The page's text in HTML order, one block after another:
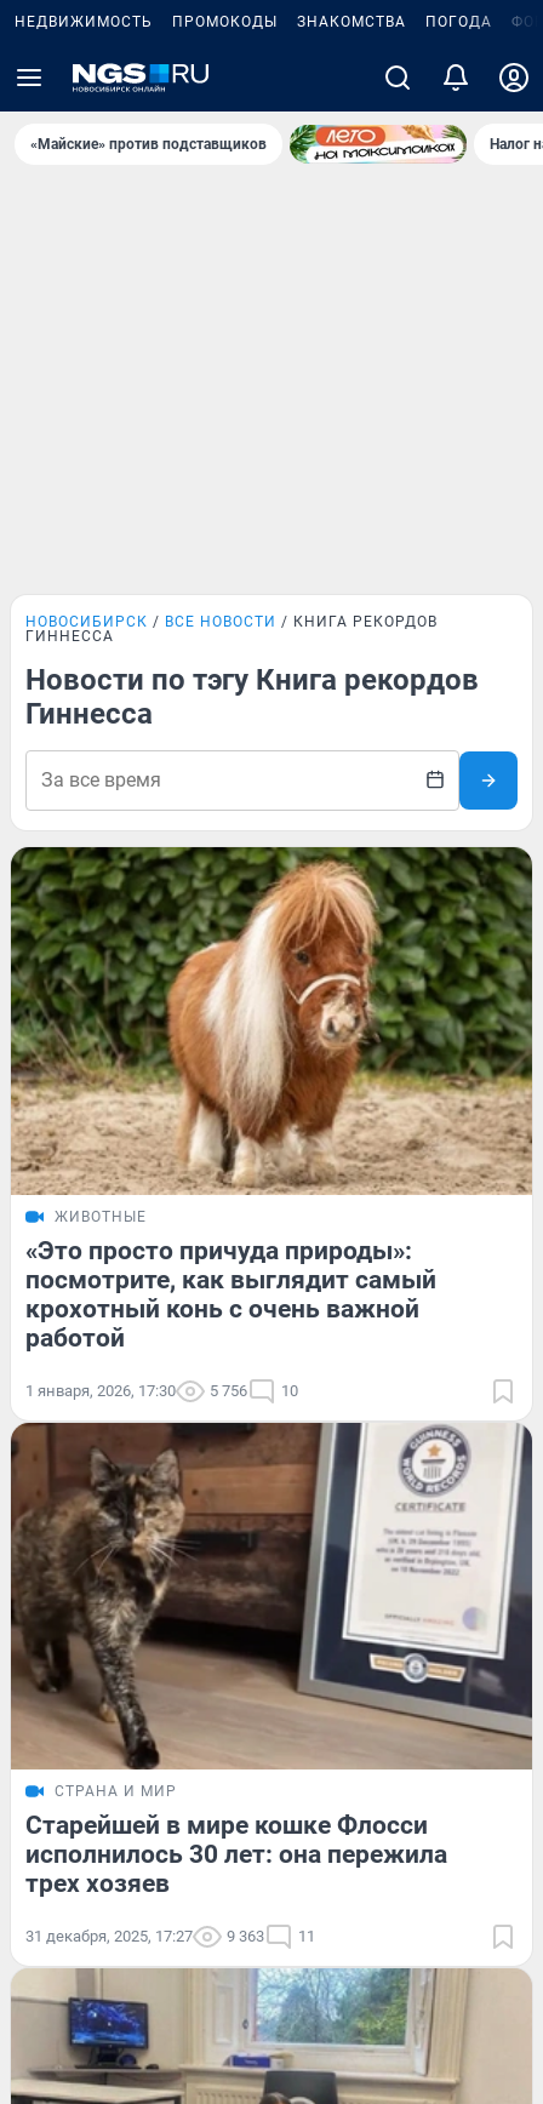
НЕДВИЖИМОСТЬ ПРОМОКОДЫ ЗНАКОМСТВА ПОГОДА
«Майские» против подставщиков Налог
НОВОСИБИРСК ВСЕ НОВОСТИ
КНИГА РЕКОРДОВ
ГИННЕССА
Новости по тэгу Книга рекордов
Гиннесса
ЖИВОТНЫЕ
«Это просто причуда природы»:
посмотрите, как выглядит самый
крохотный конь с очень важной
работой
1 января, 2026, 17:30 5 756 10
СТРАНА И МИР
Старейшей в мире кошке Флосси
исполнилось 30 лет: она пережила
трех хозяев
31 декабря, 2025, 17:27 9 363 11